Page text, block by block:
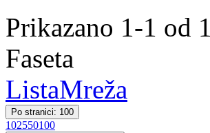
Prikazano 1-1 od
Faseta
ListaMreža
Po stranici: 100
102550100